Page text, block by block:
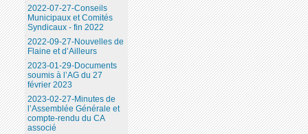
2022-07-27-Conseils
Municipaux et Comités
Syndicaux - fin 2022
2022-09-27-Nouvelles de
Flaine et d’Ailleurs
2023-01-29-Documents
soumis à l’AG du 27
février 2023
2023-02-27-Minutes de
l’Assemblée Générale et
compte-rendu du CA
associé